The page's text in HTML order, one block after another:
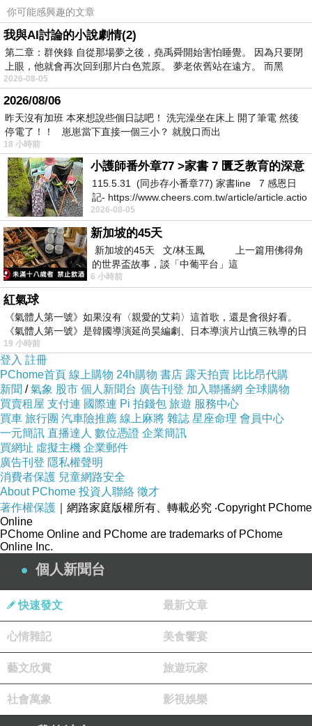
你可能感興趣的文章
我與AI討論的小說劇情(2)
第二章：群俠錄 自從那場夢之後，堯禹舜開始害怕睡覺。 因為只要閉
上眼，他就會再次回到那片白色荒原。 夢老依舊站在遠方。 而黑
2026-08-05
2026/08/06
昨天沒有加班 本來想說些個日誌吧！ 洗完澡坐在床上 開了筆電 然後
停電了！！ 崽崽當下直接一個三小？ 就脫口而出
18 小時前
小護師番外章77 >家書 7 匱乏教育的深意
115.5.31 (同步存小番章77) 家書line 7 感恩日
記- https://www.cheers.com.tw/article/article.actio
2026-08-05
新加坡的45天
新加坡的45天 文/林玉鳳 上一篇用佛得角
的世界盃故事，談「中葡平台」這
6 小時前
紅氣球
《氣體人第一號》如果沒有〈親愛的艾莉〉這首歌，還是會很好看。
《氣體人第一號》是韓國導演延尚昊編劇、日本導演片山慎三執導的日
19 小時前
登入 註冊
PChome首頁 線上購物 24h購物 書店 露天拍賣 比比昂代購
新聞 /氣象 股市 個人新聞台 廣告刊登 加入聯播網 全球購物
買賣租屋 支付連 國際連 Pi 拍錢包 旅遊 服務中心
買車 旅行團 汽車險推薦 線上麻將 雜誌 星座命理 會員中心
一元簡訊 直播達人 數位憑證 企業簡訊
買網址 虛擬主機 企業郵件
廣告刊登 隱私權聲明
消費者保護 兒童網路安全
About PChome 投資人聯絡 徵才
著作權保護 ｜網路家庭版權所有、轉載必究 ‧Copyright PChome
Online
PChome Online and PChome are trademarks of PChome
Online Inc.
個人新聞台
快速發文 最新文章
心情雜記 美食饗宴
藝文欣賞 旅遊玩家
社會萬象 影視娛樂